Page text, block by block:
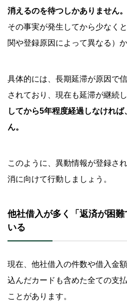
消えるのを待つしかありません。
その事実が発生してから少なく
関や登録原因によって異なる）か
具体的には、長期延滞が原因で
されており、現在も延滞が継続
してから5年程度経過しなけれ
ん。
このように、異動情報が登録さ
消に向けて行動しましょう。
他社借入が多く「返済が困
いる
現在、他社借入の件数や借入金
込んだカードも含めた全ての支
ことがあります。